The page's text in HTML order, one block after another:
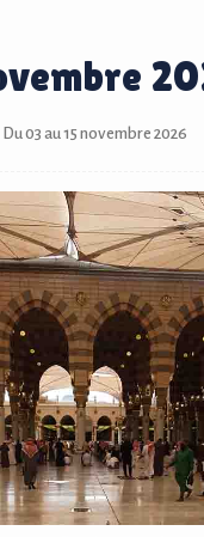
Du 03 au 15 novembre 2026